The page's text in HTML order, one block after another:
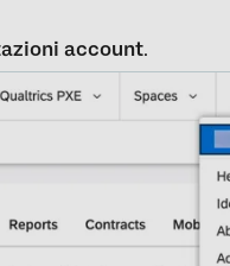
account.